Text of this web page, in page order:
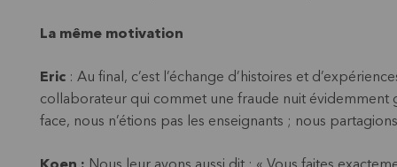
La même motivation
Eric : Au final, c’est l’échange d’histoires et
collaborateur qui commet une fraude nuit évidemment
face, nous n’étions pas les enseignants ; nous